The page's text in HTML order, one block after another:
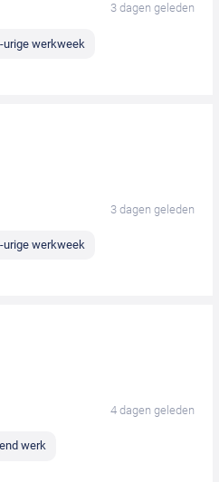
3 dagen geleden
urige werkweek
3 dagen geleden
urige werkweek
4 dagen geleden
werk